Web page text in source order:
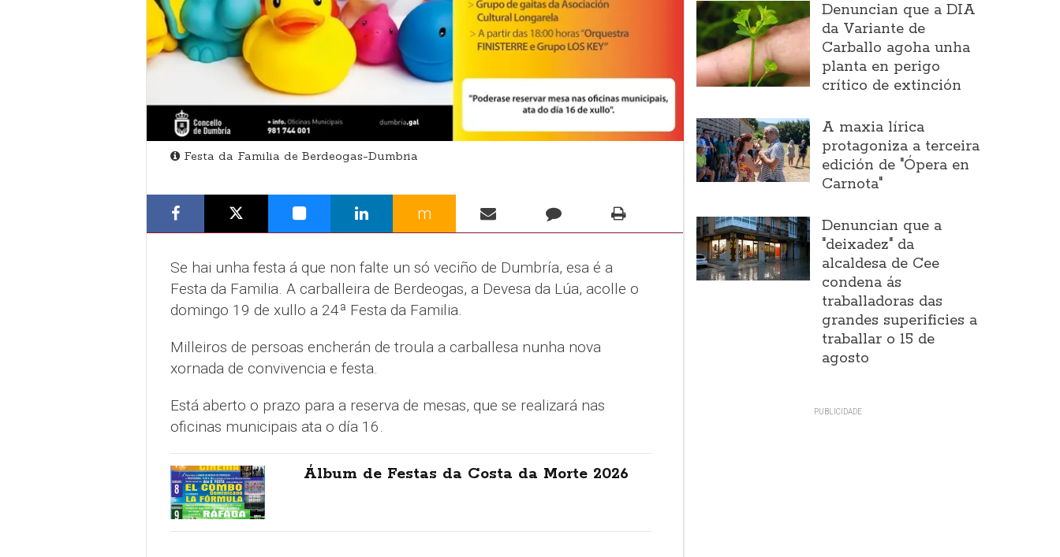
Festa da Familia de Berdeogas-Dumbria
m
Se hai unha festa á que non falte un só veciño de Dumbría, esa é a
Festa da Familia. A carballeira de Berdeogas, a Devesa da Lúa, acolle o
domingo 19 de xullo a 24ª Festa da Familia.
Milleiros de persoas encherán de troula a carballesa nunha nova
xornada de convivencia e festa.
Está aberto o prazo para a reserva de mesas, que se realizará nas
oficinas municipais ata o día 16.
Álbum de Festas da Costa da Morte 2026
Denuncian que a DIA
da Variante de
Carballo agoha unha
planta en perigo
crítico de extinción
A maxia lírica
protagoniza a terceira
edición de "Ópera en
Carnota"
Denuncian que a
"deixadez" da
alcaldesa de Cee
condena ás
traballadoras das
grandes superificies a
traballar o 15 de
agosto